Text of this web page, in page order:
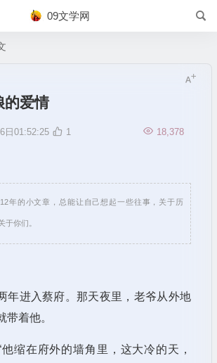
09文学网
的爱情
日01:52:25 18,378
1
年的小文章，总能让自己想起一些往事，关于历
于你们。
年进入蔡府。那天夜里，老爷从外地
带着他。
缩在府外的墙角里，这大冷的天，